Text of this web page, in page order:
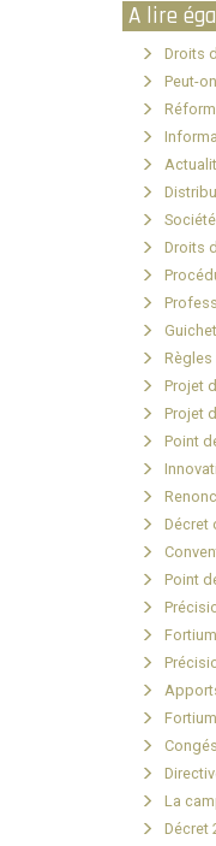
A lire
Droits
Peut-
Droits
Projet
Projet
Point
Décret
Point
La
Décret